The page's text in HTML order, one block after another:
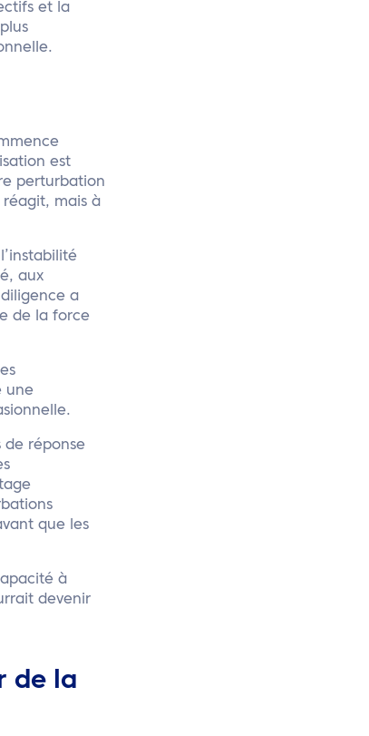
et la
est
perturbation
mais à
aux
a
de la force
une
de réponse
que les
à
devenir
de la